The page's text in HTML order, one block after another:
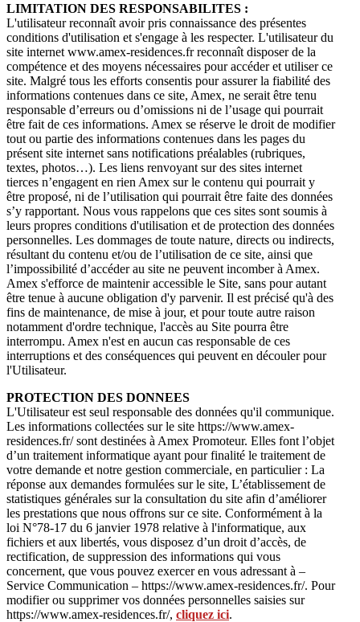
LIMITATION DES RESPONSABILITES :
L'utilisateur reconnaît avoir pris connaissance des présentes
conditions d'utilisation et s'engage à les respecter. L'utilisateur du
site internet www.amex-residences.fr reconnaît disposer de la
compétence et des moyens nécessaires pour accéder et utiliser ce
site. Malgré tous les efforts consentis pour assurer la fiabilité des
informations contenues dans ce site, Amex, ne serait être tenu
responsable d’erreurs ou d’omissions ni de l’usage qui pourrait
être fait de ces informations. Amex se réserve le droit de modifier
tout ou partie des informations contenues dans les pages du
présent site internet sans notifications préalables (rubriques,
textes, photos…). Les liens renvoyant sur des sites internet
tierces n’engagent en rien Amex sur le contenu qui pourrait y
être proposé, ni de l’utilisation qui pourrait être faite des données
s’y rapportant. Nous vous rappelons que ces sites sont soumis à
leurs propres conditions d'utilisation et de protection des données
personnelles. Les dommages de toute nature, directs ou indirects,
résultant du contenu et/ou de l’utilisation de ce site, ainsi que
l’impossibilité d’accéder au site ne peuvent incomber à Amex.
Amex s'efforce de maintenir accessible le Site, sans pour autant
être tenue à aucune obligation d'y parvenir. Il est précisé qu'à des
fins de maintenance, de mise à jour, et pour toute autre raison
notamment d'ordre technique, l'accès au Site pourra être
interrompu. Amex n'est en aucun cas responsable de ces
interruptions et des conséquences qui peuvent en découler pour
l'Utilisateur.
PROTECTION DES DONNEES
L'Utilisateur est seul responsable des données qu'il communique.
Les informations collectées sur le site https://www.amex-
residences.fr/ sont destinées à Amex Promoteur. Elles font l’objet
d’un traitement informatique ayant pour finalité le traitement de
votre demande et notre gestion commerciale, en particulier : La
réponse aux demandes formulées sur le site, L’établissement de
statistiques générales sur la consultation du site afin d’améliorer
les prestations que nous offrons sur ce site. Conformément à la
loi N°78-17 du 6 janvier 1978 relative à l'informatique, aux
fichiers et aux libertés, vous disposez d’un droit d’accès, de
rectification, de suppression des informations qui vous
concernent, que vous pouvez exercer en vous adressant à –
Service Communication – https://www.amex-residences.fr/. Pour
modifier ou supprimer vos données personnelles saisies sur
https://www.amex-residences.fr/, cliquez ici.